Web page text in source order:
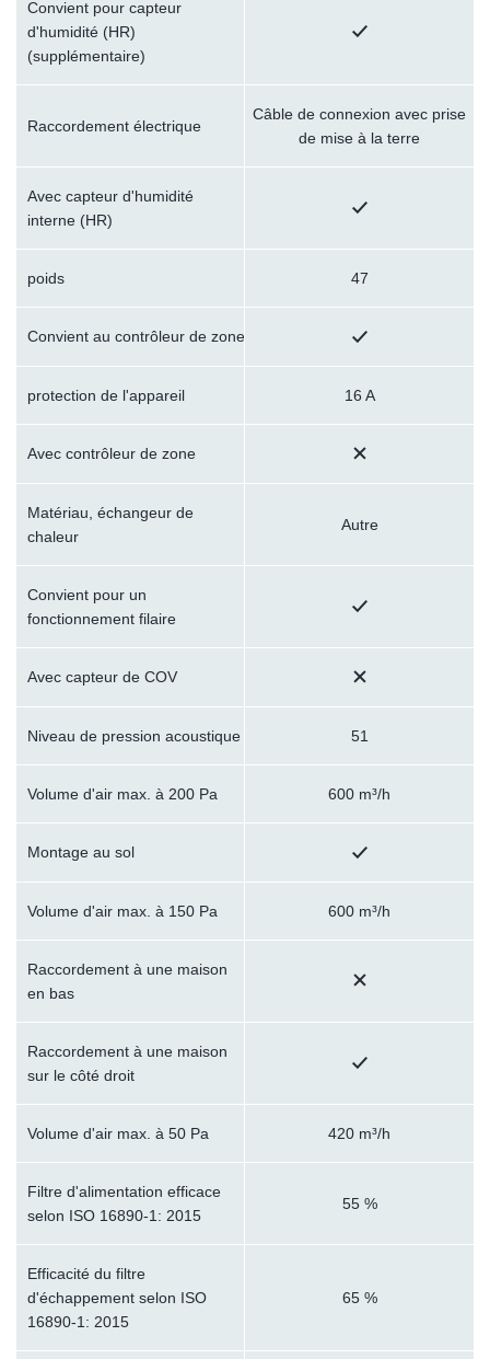
Convient pour capteur
d'humidité (HR)
(supplémentaire)
Raccordement électrique
Câble de connexion avec prise
de mise à la terre
Avec capteur d'humidité
interne (HR)
poids 47
Convient au contrôleur de zone
protection de l'appareil 16 A
Avec contrôleur de zone
Matériau, échangeur de
chaleur
Autre
Convient pour un
fonctionnement filaire
Avec capteur de COV
Niveau de pression acoustique 51
Volume d'air max. à 200 Pa 600 m³/h
Montage au sol
Volume d'air max. à 150 Pa 600 m³/h
Raccordement à une maison
en bas
Raccordement à une maison
sur le côté droit
Volume d'air max. à 50 Pa 420 m³/h
Filtre d'alimentation efficace
selon ISO 16890-1: 2015
55 %
Efficacité du filtre
d'échappement selon ISO
16890-1: 2015
65 %